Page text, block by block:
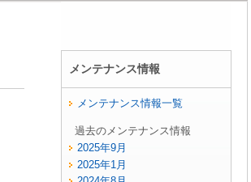
メンテナンス情報
メンテナンス情報一覧
過去のメンテナンス情報
2025年9月
2025年1月